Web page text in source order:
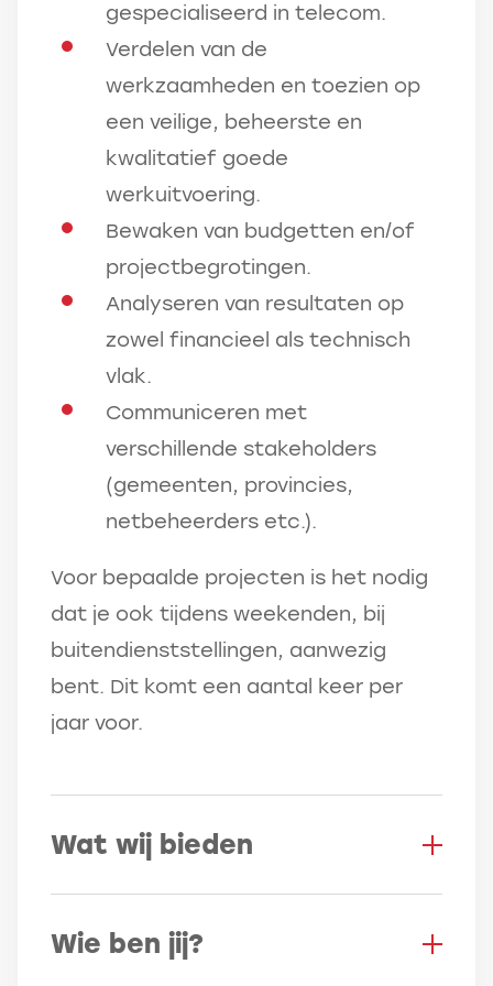
gespecialiseerd in telecom.
Verdelen van de
werkzaamheden en toezien op
een veilige, beheerste en
kwalitatief goede
werkuitvoering.
Bewaken van budgetten en/of
projectbegrotingen.
Analyseren van resultaten op
zowel financieel als technisch
vlak.
Communiceren met
verschillende stakeholders
(gemeenten, provincies,
netbeheerders etc.).
Voor bepaalde projecten is het nodig
dat je ook tijdens weekenden, bij
buitendienststellingen, aanwezig
bent. Dit komt een aantal keer per
jaar voor.
Wat wij bieden
Als jij aan de slag gaat als
Projectleider Telecom bij Van Gelder
Wie ben jij?